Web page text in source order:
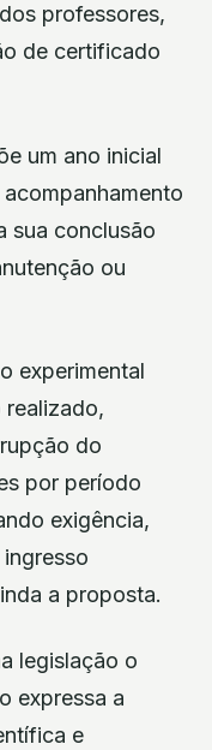
professores,
de certificado
um ano inicial
sua conclusão
ou
experimental
realizado,
do
por período
exigência,
a proposta.
legislação o
expressa a
e